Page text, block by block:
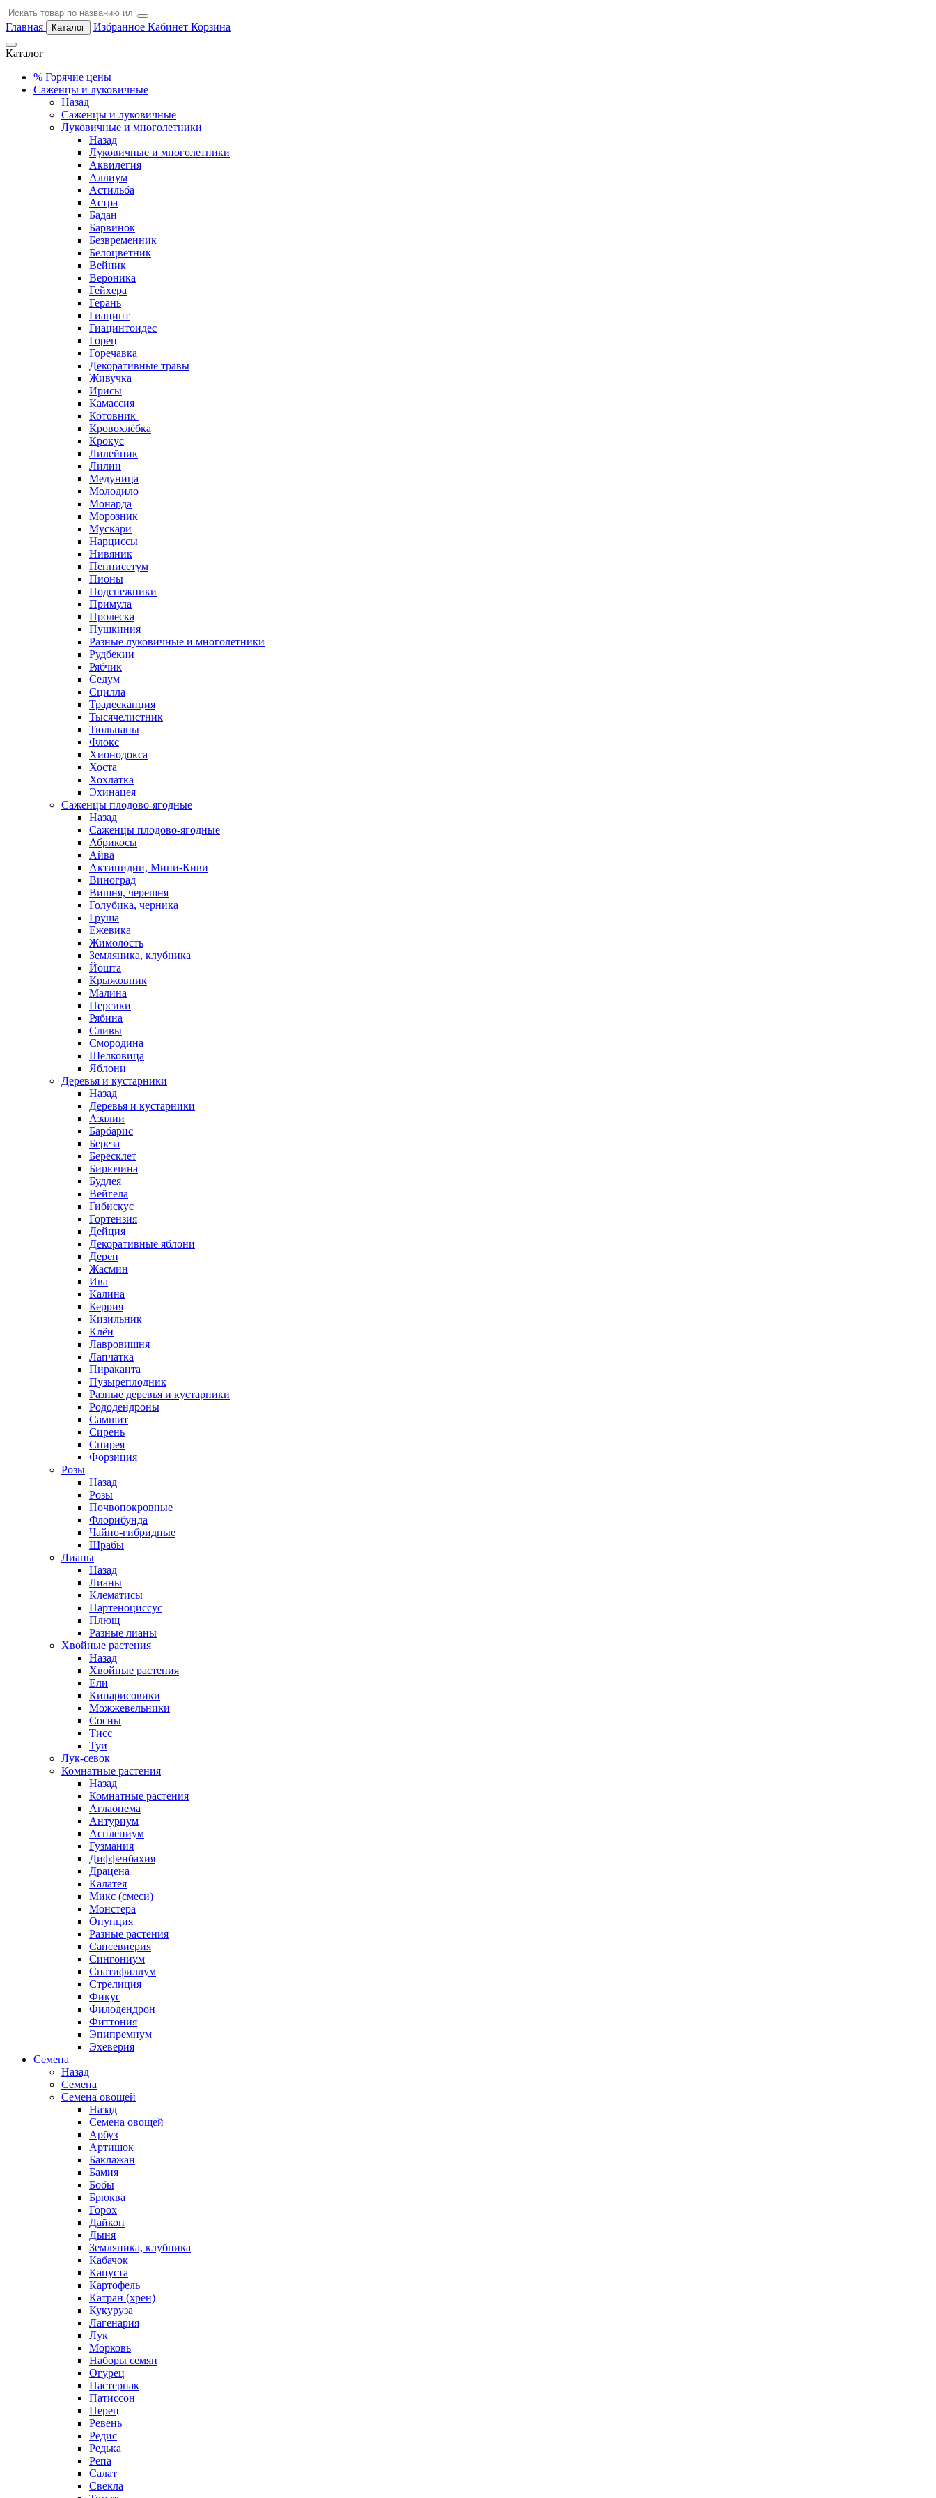
Главная Каталог Избранное Кабинет Корзина
Каталог
% Горячие цены
Саженцы и луковичные
Назад
Саженцы и луковичные
Луковичные и многолетники
Назад
Луковичные и многолетники
Аквилегия
Аллиум
Астильба
Астра
Бадан
Барвинок
Безвременник
Белоцветник
Вейник
Вероника
Гейхера
Герань
Гиацинт
Гиацинтоидес
Горец
Горечавка
Декоративные травы
Живучка
Ирисы
Камассия
Котовник
Кровохлёбка
Крокус
Лилейник
Лилии
Медуница
Молодило
Монарда
Морозник
Мускари
Нарциссы
Нивяник
Пеннисетум
Пионы
Подснежники
Примула
Пролеска
Пушкиния
Разные луковичные и многолетники
Рудбекии
Рябчик
Седум
Сцилла
Традесканция
Тысячелистник
Тюльпаны
Флокс
Хионодокса
Хоста
Хохлатка
Эхинацея
Саженцы плодово-ягодные
Назад
Саженцы плодово-ягодные
Абрикосы
Айва
Актинидии, Мини-Киви
Виноград
Вишня, черешня
Голубика, черника
Груша
Ежевика
Жимолость
Земляника, клубника
Йошта
Крыжовник
Малина
Персики
Рябина
Сливы
Смородина
Шелковица
Яблони
Деревья и кустарники
Назад
Деревья и кустарники
Азалии
Барбарис
Береза
Бересклет
Бирючина
Будлея
Вейгела
Гибискус
Гортензия
Дейция
Декоративные яблони
Дерен
Жасмин
Ива
Калина
Керрия
Кизильник
Клён
Лавровишня
Лапчатка
Пираканта
Пузыреплодник
Разные деревья и кустарники
Рододендроны
Самшит
Сирень
Спирея
Форзиция
Розы
Назад
Розы
Почвопокровные
Флорибунда
Чайно-гибридные
Шрабы
Лианы
Назад
Лианы
Клематисы
Партеноциссус
Плющ
Разные лианы
Хвойные растения
Назад
Хвойные растения
Ели
Кипарисовики
Можжевельники
Сосны
Тисс
Туи
Лук-севок
Комнатные растения
Назад
Комнатные растения
Аглаонема
Антуриум
Асплениум
Гузмания
Диффенбахия
Драцена
Калатея
Микс (смеси)
Монстера
Опунция
Разные растения
Сансевиерия
Сингониум
Спатифиллум
Стрелиция
Фикус
Филодендрон
Фиттония
Эпипремнум
Эхеверия
Семена
Назад
Семена
Семена овощей
Назад
Семена овощей
Арбуз
Артишок
Баклажан
Бамия
Бобы
Брюква
Горох
Дайкон
Дыня
Земляника, клубника
Кабачок
Капуста
Картофель
Катран (хрен)
Кукуруза
Лагенария
Лук
Морковь
Наборы семян
Огурец
Пастернак
Патиссон
Перец
Ревень
Редис
Редька
Репа
Салат
Свекла